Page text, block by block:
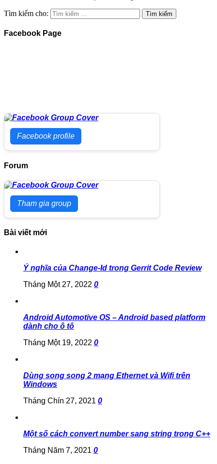
Tìm kiếm cho:
Facebook Page
Facebook profile
Forum
Tham gia group
Bài viết mới
Ý nghĩa của Change-Id trong Gerrit Code Review
Tháng Một 27, 2022 0
Android Automotive OS – Android based platform
dành cho ô tô
Tháng Một 19, 2022 0
Dùng song song 2 mạng Ethernet và Wifi trên
Windows
Tháng Chín 27, 2021 0
Một số cách convert number sang string trong C++
Tháng Năm 7, 2021 0